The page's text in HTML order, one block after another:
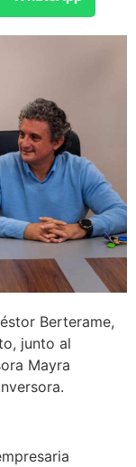
Berterame,
junto al
Mayra